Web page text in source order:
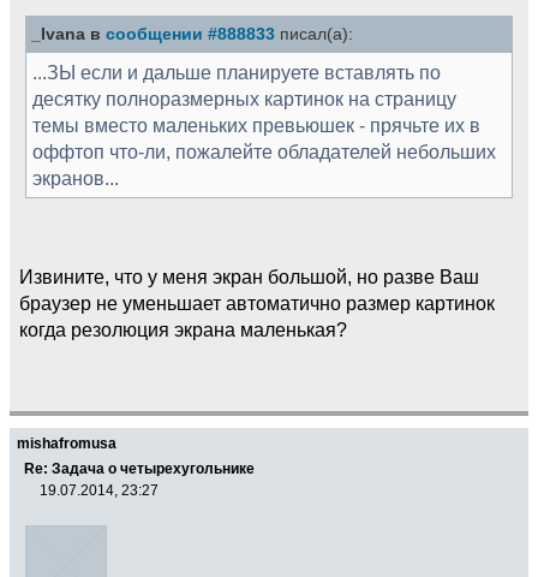
_Ivana в сообщении #888833 писал(а):
...ЗЫ если и дальше планируете вставлять по
десятку полноразмерных картинок на страницу
темы вместо маленьких превьюшек - прячьте их в
оффтоп что-ли, пожалейте обладателей небольших
экранов...
Извините, что у меня экран большой, но разве Ваш
браузер не уменьшает автоматично размер картинок
когда резолюция экрана маленькая?
mishafromusa
Re: Задача о четырехугольнике
19.07.2014, 23:27